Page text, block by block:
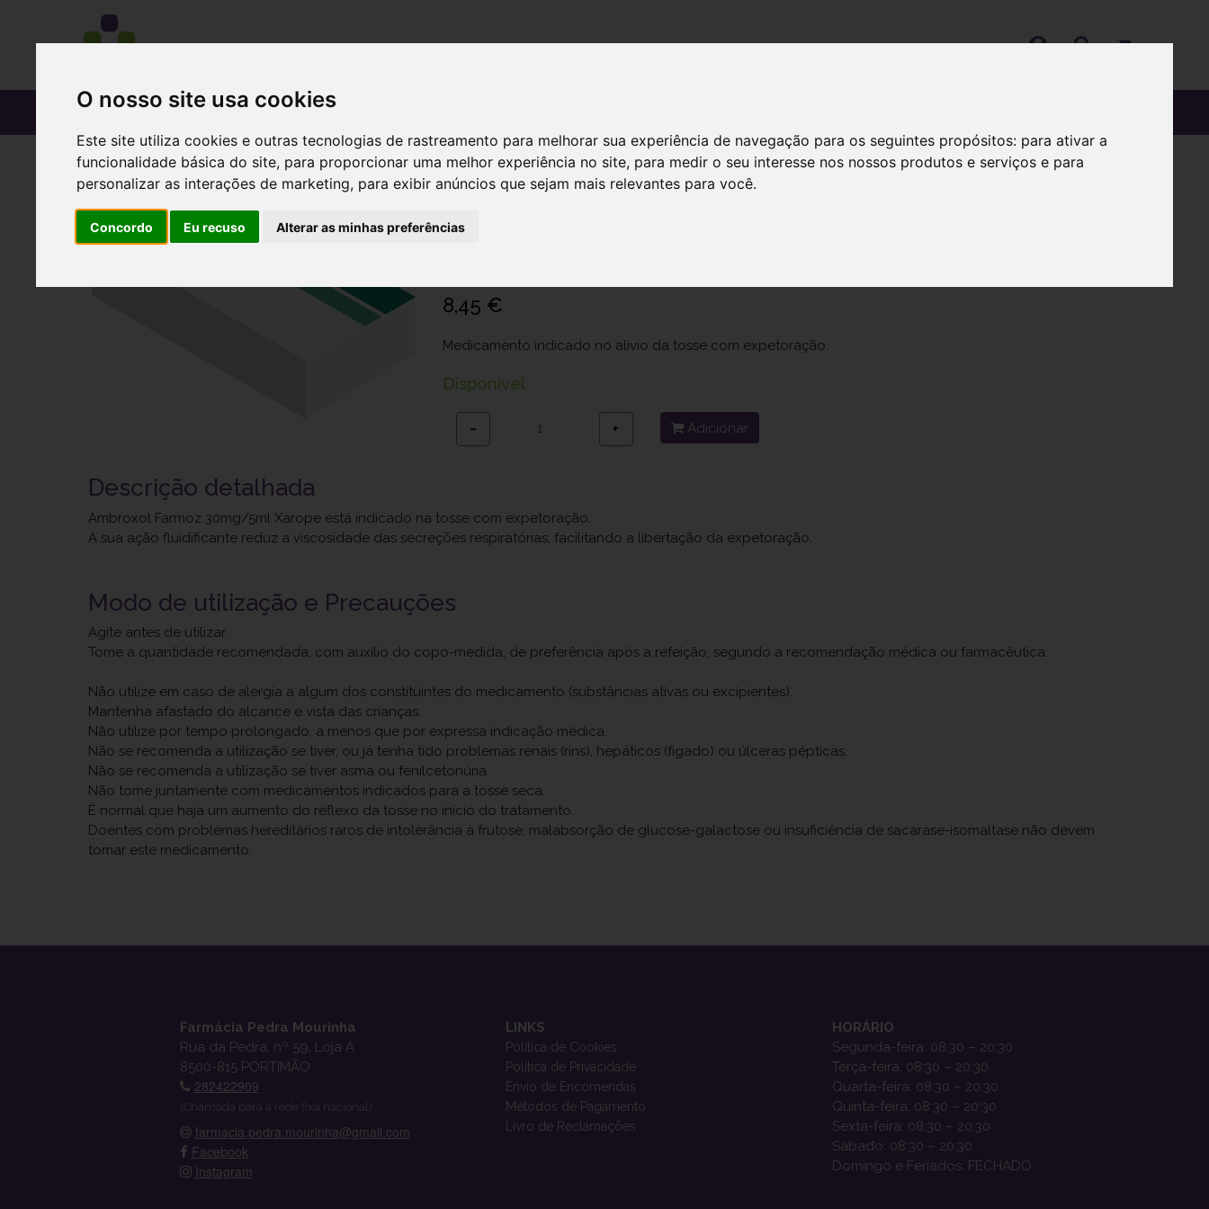
O nosso site usa cookies
Este site utiliza cookies e outras tecnologias de rastreamento para melhorar sua experiência de navegação para os seguintes propósitos: para ativar a
funcionalidade básica do site, para proporcionar uma melhor experiência no site, para medir o seu interesse nos nossos produtos e serviços e para
personalizar as interações de marketing, para exibir anúncios que sejam mais relevantes para você.
Concordo Eu recuso Alterar as minhas preferências
CATÁLOGO
Ambroxol Farmoz MG, 6 mg/mL-200 mL x 1 xar
Ref.: 4466397
8,45 €
Medicamento indicado no alívio da tosse com expetoração.
Disponível
− + Adicionar
Descrição detalhada
Ambroxol Farmoz 30mg/5ml Xarope está indicado na tosse com expetoração.
A sua ação fluidificante reduz a viscosidade das secreções respiratórias, facilitando a libertação da expetoração.
Modo de utilização e Precauções
Agite antes de utilizar.
Tome a quantidade recomendada, com auxílio do copo-medida, de preferência após a refeição, segundo a recomendação médica ou farmacêutica.
Não utilize em caso de alergia a algum dos constituintes do medicamento (substâncias ativas ou excipientes).
Mantenha afastado do alcance e vista das crianças.
Não utilize por tempo prolongado, a menos que por expressa indicação médica.
Não se recomenda a utilização se tiver, ou já tenha tido problemas renais (rins), hepáticos (fígado) ou úlceras pépticas.
Não se recomenda a utilização se tiver asma ou fenilcetonúria.
Não tome juntamente com medicamentos indicados para a tosse seca.
É normal que haja um aumento do reflexo da tosse no início do tratamento.
Doentes com problemas hereditários raros de intolerância à frutose, malabsorção de glucose-galactose ou insuficiência de sacarase-isomaltase não devem
tomar este medicamento.
Farmácia Pedra Mourinha
Rua da Pedra, nº 59, Loja A
8500-815 PORTIMÃO
282422909
(Chamada para a rede fixa nacional)
farmacia.pedra.mourinha@gmail.com
Facebook
Instagram
LINKS
Política de Cookies
Política de Privacidade
Envio de Encomendas
Métodos de Pagamento
Livro de Reclamações
HORÁRIO
Segunda-feira: 08:30 – 20:30
Terça-feira: 08:30 – 20:30
Quarta-feira: 08:30 – 20:30
Quinta-feira: 08:30 – 20:30
Sexta-feira: 08:30 – 20:30
Sábado: 08:30 – 20:30
Domingo e Feriados: FECHADO